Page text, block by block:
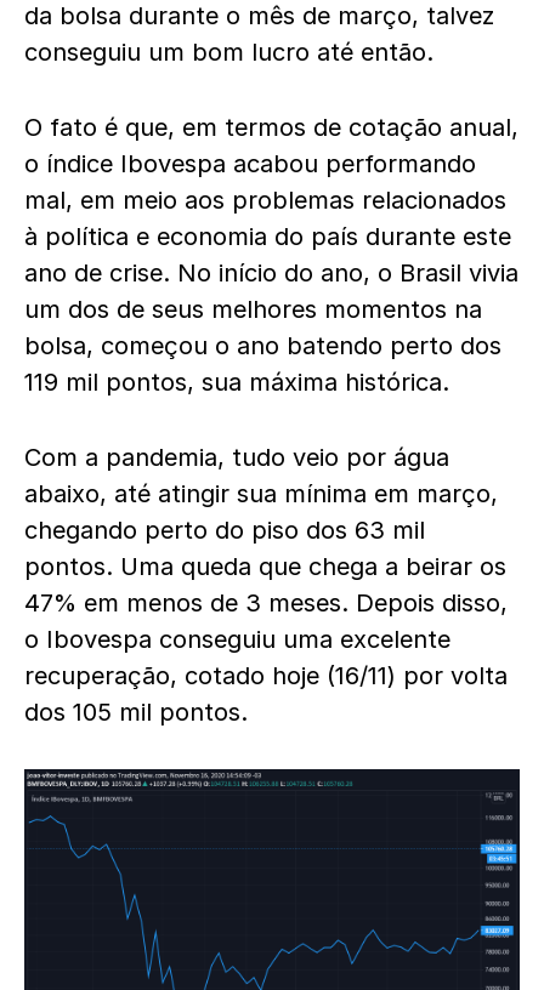
da bolsa durante o mês de março, talvez
conseguiu um bom lucro até então.
O fato é que, em termos de cotação anual,
o índice Ibovespa acabou performando
mal, em meio aos problemas relacionados
à política e economia do país durante este
ano de crise. No início do ano, o Brasil vivia
um dos de seus melhores momentos na
bolsa, começou o ano batendo perto dos
119 mil pontos, sua máxima histórica.
Com a pandemia, tudo veio por água
abaixo, até atingir sua mínima em março,
chegando perto do piso dos 63 mil
pontos. Uma queda que chega a beirar os
47% em menos de 3 meses. Depois disso,
o Ibovespa conseguiu uma excelente
recuperação, cotado hoje (16/11) por volta
dos 105 mil pontos.